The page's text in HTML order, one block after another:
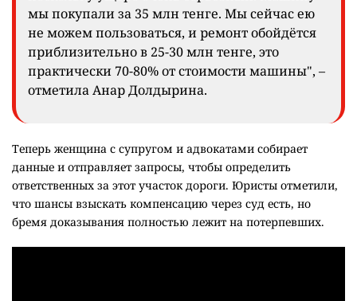
мы покупали за 35 млн тенге. Мы сейчас ею
не можем пользоваться, и ремонт обойдётся
приблизительно в 25-30 млн тенге, это
практически 70-80% от стоимости машины", –
отметила Анар Долдырина.
Теперь женщина с супругом и адвокатами собирает
данные и отправляет запросы, чтобы определить
ответственных за этот участок дороги. Юристы отметили,
что шансы взыскать компенсацию через суд есть, но
бремя доказывания полностью лежит на потерпевших.